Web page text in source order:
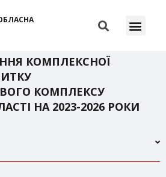
КОМПЛЕКСНОЇ
КОМПЛЕКСУ
НА 2023-2026 РОКИ